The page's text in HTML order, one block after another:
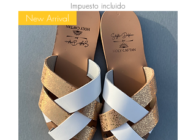
Impuesto incluido
New Arrival